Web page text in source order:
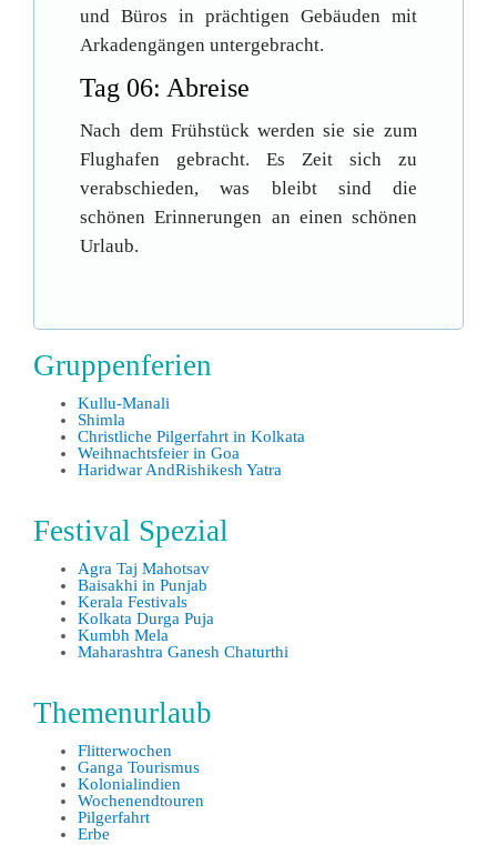
und Büros in prächtigen Gebäuden mit
Arkadengängen untergebracht.
Tag 06: Abreise
Nach dem Frühstück werden sie sie zum
Flughafen gebracht. Es Zeit sich zu
verabschieden, was bleibt sind die
schönen Erinnerungen an einen schönen
Urlaub.
Gruppenferien
Kullu-Manali
Shimla
Christliche Pilgerfahrt in Kolkata
Weihnachtsfeier in Goa
Haridwar AndRishikesh Yatra
Festival Spezial
Agra Taj Mahotsav
Baisakhi in Punjab
Kerala Festivals
Kolkata Durga Puja
Kumbh Mela
Maharashtra Ganesh Chaturthi
Themenurlaub
Flitterwochen
Ganga Tourismus
Kolonialindien
Wochenendtouren
Pilgerfahrt
Erbe